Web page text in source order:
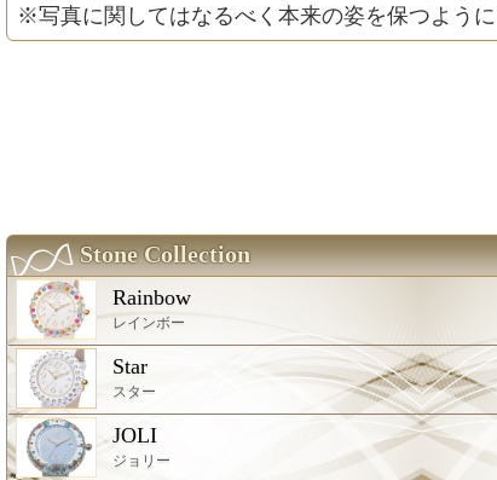
※写真に関してはなるべく本来の姿を保つよう
Stone Collection
Rainbow
レインボー
Star
スター
JOLI
ジョリー